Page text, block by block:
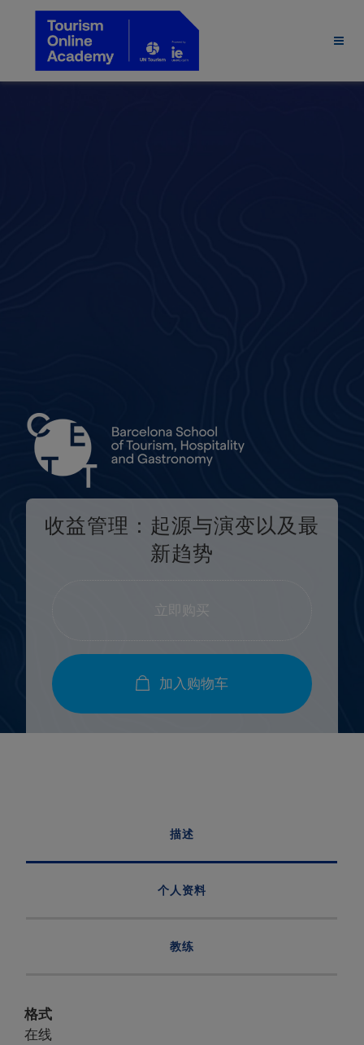
收益管理：起源与演变以及最
新趋势
立即购买
加入购物车
描述
个人资料
教练
格式
在线